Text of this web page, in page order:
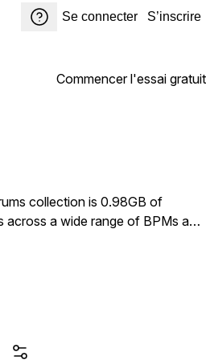
Se connecter S’inscrire
Commencer l'essai gratuit
collection is 0.98GB of
a wide range of BPMs and